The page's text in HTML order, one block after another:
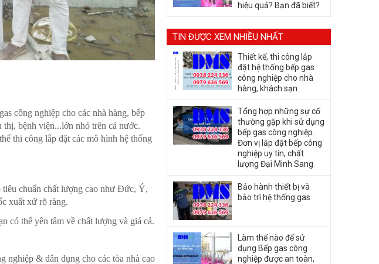
công nghiệp cho các nhà hàng, bếp
thị, bệnh viện...lớn nhỏ trên cả nước.
thi công lắp đặt các mô hình hệ thống
tiêu chuẩn chất lượng cao như Đức, Ý,
xuất xứ rõ ràng.
có thể yên tâm về chất lượng và giá cả.
nghiệp & dân dụng cho các tòa nhà cao
hiệu quả? Bạn đã biết?
TIN ĐƯỢC XEM NHIỀU NHẤT
Thiết kế, thi công lắp
đặt hệ thống bếp gas
công nghiệp cho nhà
hàng, khách sạn
Tổng hợp những sự cố
thường gặp khi sử dụng
bếp gas công nghiệp.
Đơn vị lắp đặt bếp công
nghiệp uy tín, chất
lượng Đại Minh Sang
Bảo hành thiết bị và
bảo trì hệ thống gas
Làm thế nào để sử
dụng Bếp gas công
nghiệp được an toàn,